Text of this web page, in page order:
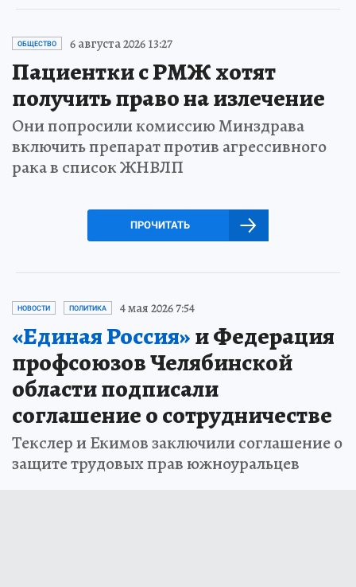
ОБЩЕСТВО 6 августа 2026 13:27
Пациентки с РМЖ хотят
получить право на излечение
Они попросили комиссию Минздрава
включить препарат против агрессивного
рака в список ЖНВЛП
ПРОЧИТАТЬ
НОВОСТИ ПОЛИТИКА 4 мая 2026 7:54
«Единая Россия»и Федерация
профсоюзов Челябинской
области подписали
соглашение о сотрудничестве
Текслер и Екимов заключили соглашение о
защите трудовых прав южноуральцев